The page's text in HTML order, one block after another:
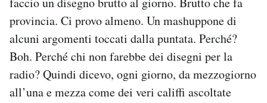
provincia. Ci provo almeno. Un mashuppone di
alcuni argomenti toccati dalla puntata. Perché?
Boh. Perché chi non farebbe dei disegni per la
radio? Quindi dicevo, ogni giorno, da mezzogiorno
all’una e mezza come dei veri califfi ascoltate